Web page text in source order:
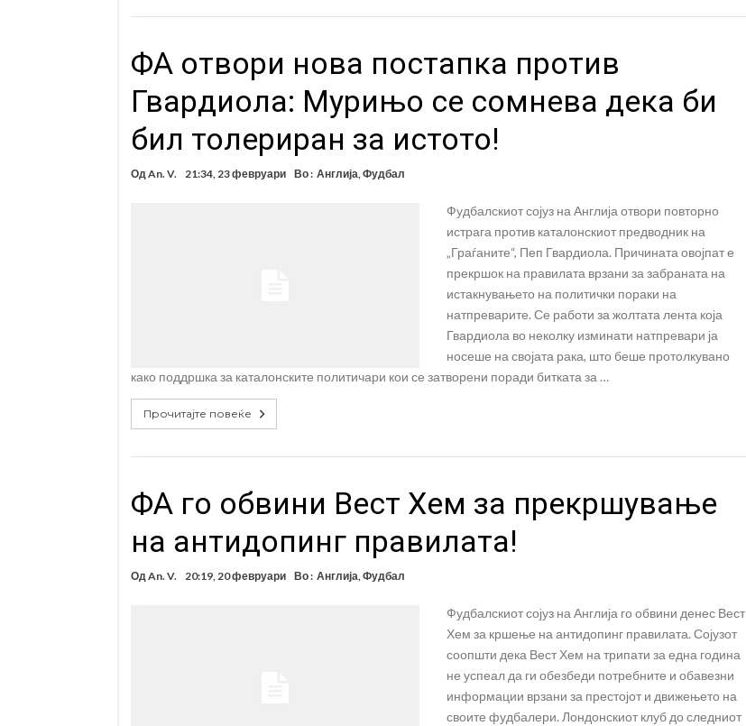
ФА отвори нова постапка против
Гвардиола: Мурињо се сомнева дека би
бил толериран за истото!
Од An. V. 21:34, 23 февруари Во : Англија Фудбал
Фудбалскиот сојуз на Англија отвори повторно
истрага против каталонскиот предводник на
„Граѓаните“, Пеп Гвардиола. Причината овојпат е
прекршок на правилата врзани за забраната на
истакнувањето на политички пораки на
натпреварите. Се работи за жолтата лента која
Гвардиола во неколку изминати натпревари ја
носеше на својата рака, што беше протолкувано
како поддршка за каталонските политичари кои се затворени поради битката за …
Прочитајте повеќе
ФА го обвини Вест Хем за прекршување
на антидопинг правилата!
Од An. V. 20:19, 20 февруари Во : Англија Фудбал
Фудбалскиот сојуз на Англија го обвини денес Вест
Хем за кршење на антидопинг правилата. Сојузот
соопшти дека Вест Хем на трипати за една година
не успеал да ги обезбеди потребните и обавезни
информации врзани за престојот и движењето на
своите фудбалери. Лондонскиот клуб до следниот